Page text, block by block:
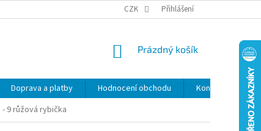
CZK Přihlášení
NÁKUPNÍ
Prázdný košík
Doprava a platby Hodnocení obchodu Kontakty
9 růžová rybička